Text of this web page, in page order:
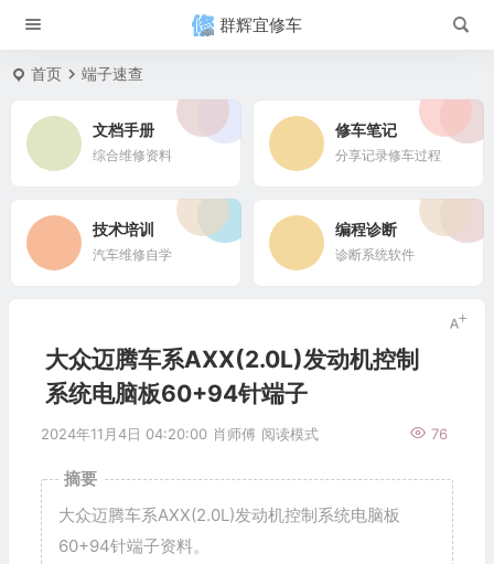
群辉宜修车
首页 端子速查
文档手册
综合维修资料
修车笔记
分享记录修车过程
技术培训
汽车维修自学
编程诊断
诊断系统软件
大众迈腾车系AXX(2.0L)发动机控制
系统电脑板60+94针端子
2024年11月4日 04:20:00 肖师傅 76
阅读模式
摘要
大众迈腾车系AXX(2.0L)发动机控制系统电脑板
60+94针端子资料。